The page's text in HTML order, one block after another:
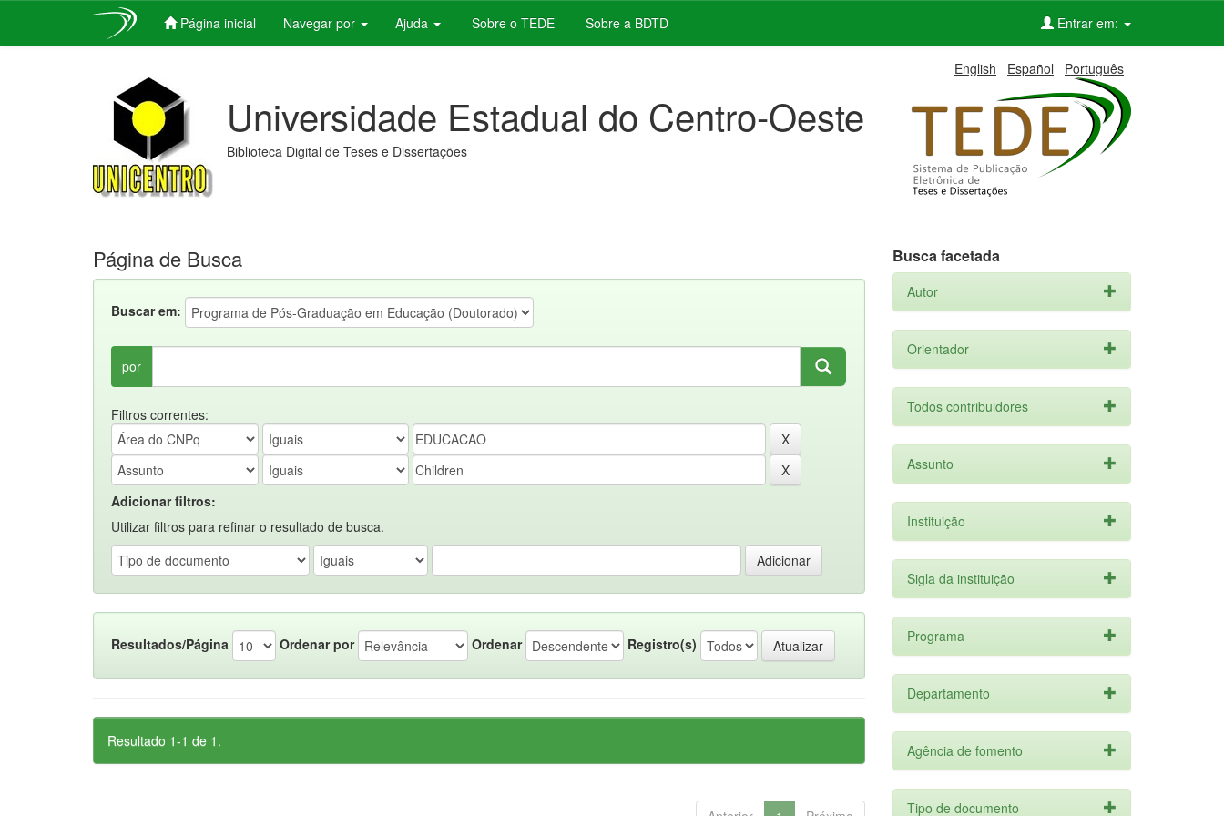
Página inicial Navegar por Ajuda Sobre o TEDE Sobre a BDTD Entrar em:
English Español Português
Universidade Estadual do Centro-Oeste
Biblioteca Digital de Teses e Dissertações
Página de Busca
Buscar em:
por
Filtros correntes:
Adicionar filtros:
Utilizar filtros para refinar o resultado de busca.
Resultados/Página Ordenar por Ordenar Registro(s)
Resultado 1-1 de 1.
Busca facetada
Autor
Orientador
Todos contribuidores
Assunto
Instituição
Sigla da instituição
Programa
Departamento
Agência de fomento
Tipo de documento